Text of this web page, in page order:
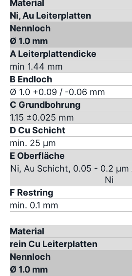
Material
Ni, Au Leiterplatten
Nennloch
Ø 1.0 mm
A Leiterplattendicke
min 1.44 mm
B Endloch
Ø 1.0 +0.09 / -0.06 mm
C Grundbohrung
1.15 ±0.025 mm
D Cu Schicht
min. 25 µm
E Oberfläche
Ni, Au Schicht, 0.05 - 0.2
Ni
F Restring
min. 0.1 mm
Material
rein Cu Leiterplatten
Nennloch
Ø 1.0 mm